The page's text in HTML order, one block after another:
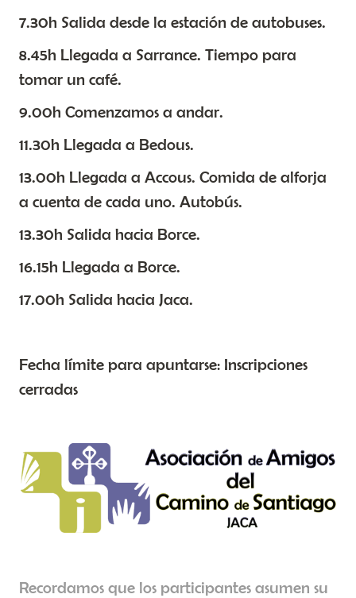
7.30h Salida desde la estación de autobuses.
8.45h Llegada a Sarrance. Tiempo para
tomar un café.
9.00h Comenzamos a andar.
11.30h Llegada a Bedous.
13.00h Llegada a Accous. Comida de alforja
a cuenta de cada uno. Autobús.
13.30h Salida hacia Borce.
16.15h Llegada a Borce.
17.00h Salida hacia Jaca.
Fecha límite para apuntarse: Inscripciones
cerradas
Recordamos que los participantes asumen su